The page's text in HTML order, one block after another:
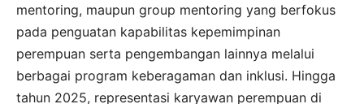
mentoring, maupun group mentoring yang berfokus
pada penguatan kapabilitas kepemimpinan
perempuan serta pengembangan lainnya melalui
berbagai program keberagaman dan inklusi. Hingga
tahun 2025, representasi karyawan perempuan di